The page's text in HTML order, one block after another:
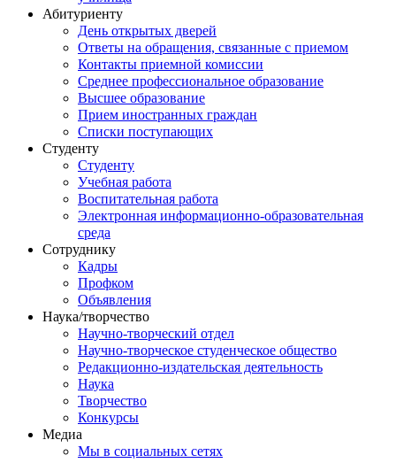
Абитуриенту
День открытых дверей
Ответы на обращения, связанные с приемом
Контакты приемной комиссии
Среднее профессиональное образование
Высшее образование
Прием иностранных граждан
Списки поступающих
Студенту
Студенту
Учебная работа
Воспитательная работа
Электронная информационно-образовательная
среда
Сотруднику
Кадры
Профком
Объявления
Наука/творчество
Научно-творческий отдел
Научно-творческое студенческое общество
Редакционно-издательская деятельность
Наука
Творчество
Конкурсы
Медиа
Мы в социальных сетях